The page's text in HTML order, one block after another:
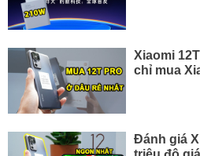
Xiaomi
chỉ mua
Đánh giá